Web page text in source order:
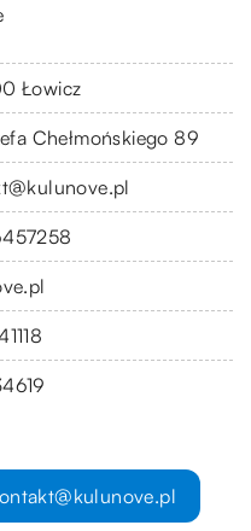
Łowicz
Chełmońskiego 89